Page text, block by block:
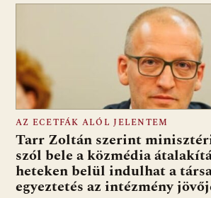
Fotó: media1.hu
AZ ECETFÁK ALÓL JELENTEM
Tarr Zoltán szerint
szól bele a közmédia
heteken belül indulhat a
egyeztetés az intézmény